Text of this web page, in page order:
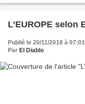
Publié le 20/11/2018 à 07:01
Par El Diablo